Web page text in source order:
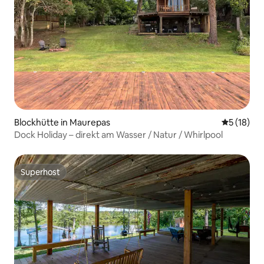
Blockhütte in Maurepas
5 (18)
Dock Holiday – direkt am Wasser / Natur / Whirlpool
Superhost
Superhost